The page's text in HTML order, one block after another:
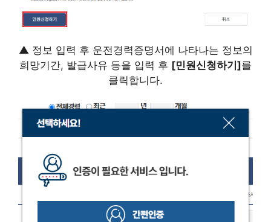
▲ 정보 입력 후 운전경력증명서에 나타나는 정보의
희망기간, 발급사유 등을 입력 후 [민원신청하기]를
클릭합니다.